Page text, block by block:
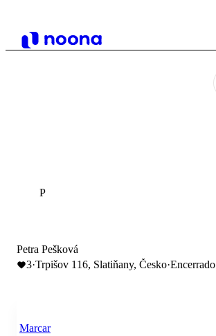
P
Petra Pešková
3·Trpišov 116, Slatiňany, Česko·Encerrado
Marcar